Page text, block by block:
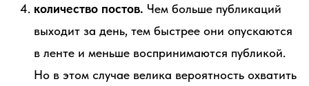
количество постов. Чем больше публикаций
выходит за день, тем быстрее они опускаются
в ленте и меньше воспринимаются публикой.
Но в этом случае велика вероятность охватить